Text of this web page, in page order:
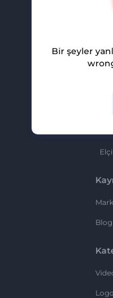
Blog
Logo
Bir şeyler